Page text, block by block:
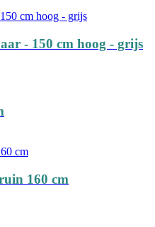
- 150 cm hoog - grijs
160 cm